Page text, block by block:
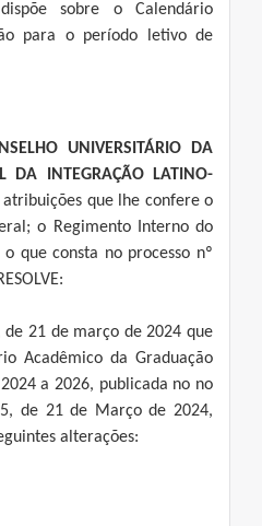
sobre o Calendário
para o período letivo de
UNIVERSITÁRIO DA
DA INTEGRAÇÃO LATINO-
atribuições que lhe confere o
o Regimento Interno do
que consta no processo nº
de 21 de março de 2024 que
Acadêmico da Graduação
a 2026, publicada no no
de 21 de Março de 2024,
alterações: